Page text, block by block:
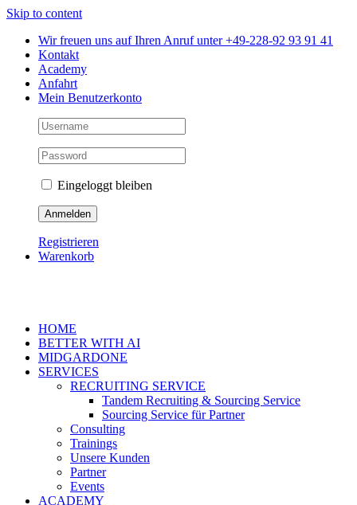
Skip to content
Wir freuen uns auf Ihren Anruf unter +49-228-92 93 91 41
Kontakt
Academy
Anfahrt
Mein Benutzerkonto
Eingeloggt bleiben
Registrieren
Warenkorb
HOME
BETTER WITH AI
MIDGARDONE
SERVICES
RECRUITING SERVICE
Tandem Recruiting & Sourcing Service
Sourcing Service für Partner
Consulting
Trainings
Unsere Kunden
Partner
Events
ACADEMY